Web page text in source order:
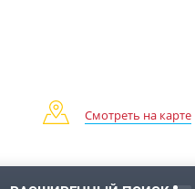
Смотреть на карте